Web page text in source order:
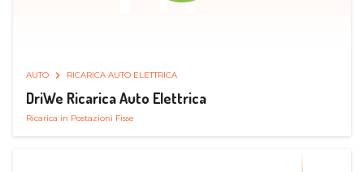
AUTO RICARICA AUTO ELETTRICA
DriWe Ricarica Auto Elettrica
Ricarica in Postazioni Fisse